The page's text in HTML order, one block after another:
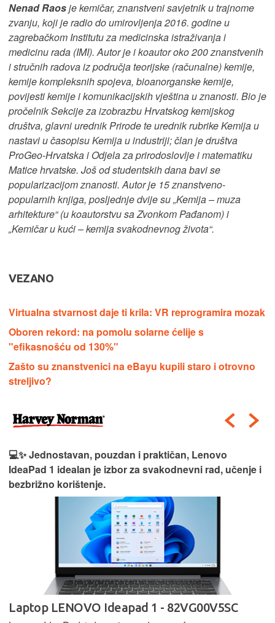
Nenad Raosje kemičar, znanstveni savjetnik u trajnome
zvanju, koji je radio do umirovljenja 2016. godine u
zagrebačkom Institutu za medicinska istraživanja i
medicinu rada (IMI). Autor je i koautor oko 200 znanstvenih
i stručnih radova iz područja teorijske (računalne) kemije,
kemije kompleksnih spojeva, bioanorganske kemije,
povijesti kemije i komunikacijskih vještina u znanosti. Bio je
pročelnik Sekcije za izobrazbu Hrvatskog kemijskog
društva, glavni urednik Prirode te urednik rubrike Kemija u
nastavi u časopisu Kemija u industriji; član je društva
ProGeo-Hrvatska i Odjela za prirodoslovlje i matematiku
Matice hrvatske. Još od studentskih dana bavi se
popularizacijom znanosti. Autor je 15 znanstveno-
popularnih knjiga, posljednje dvije su „Kemija – muza
arhitekture“ (u koautorstvu sa Zvonkom Pađanom) i
„Kemičar u kući – kemija svakodnevnog života“.
VEZANO
Virtualna stvarnost daje ti krila: VR reprogramira mozak
Oboren rekord: na pomolu solarne ćelije s
"efikasnošću od 130%"
Zašto su znanstvenici na eBayu kupili staro i otrovno
streljivo?
💻✨ Jednostavan, pouzdan i praktičan, Lenovo
IdeaPad 1 idealan je izbor za svakodnevni rad, učenje i
bezbrižno korištenje.
Laptop LENOVO Ideapad 1 - 82VG00V5SC